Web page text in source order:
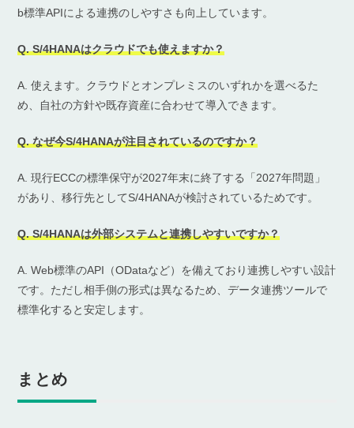
b標準APIによる連携のしやすさも向上しています。
Q. S/4HANAはクラウドでも使えますか？
A. 使えます。クラウドとオンプレミスのいずれかを選べるた
め、自社の方針や既存資産に合わせて導入できます。
Q. なぜ今S/4HANAが注目されているのですか？
A. 現行ECCの標準保守が2027年末に終了する「2027年問題」
があり、移行先としてS/4HANAが検討されているためです。
Q. S/4HANAは外部システムと連携しやすいですか？
A. Web標準のAPI（ODataなど）を備えており連携しやすい設計
です。ただし相手側の形式は異なるため、データ連携ツールで
標準化すると安定します。
まとめ